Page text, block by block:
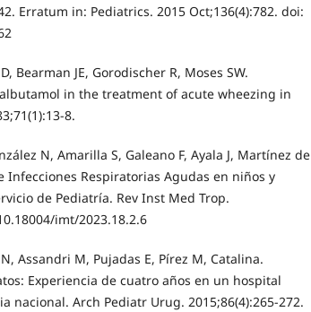
Erratum in: Pediatrics. 2015 Oct;136(4):782. doi:
Bearman JE, Gorodischer R, Moses SW.
in the treatment of acute wheezing in
8.
N, Amarilla S, Galeano F, Ayala J, Martínez de
Infecciones Respiratorias Agudas en niños y
de Pediatría. Rev Inst Med Trop.
imt/2023.18.2.6
Assandri M, Pujadas E, Pírez M, Catalina.
Experiencia de cuatro años en un hospital
nacional. Arch Pediatr Urug. 2015;86(4):265-272.